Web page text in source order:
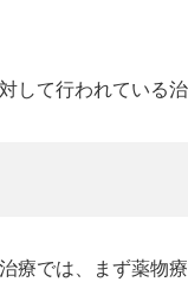
して行われている
療では、まず薬物